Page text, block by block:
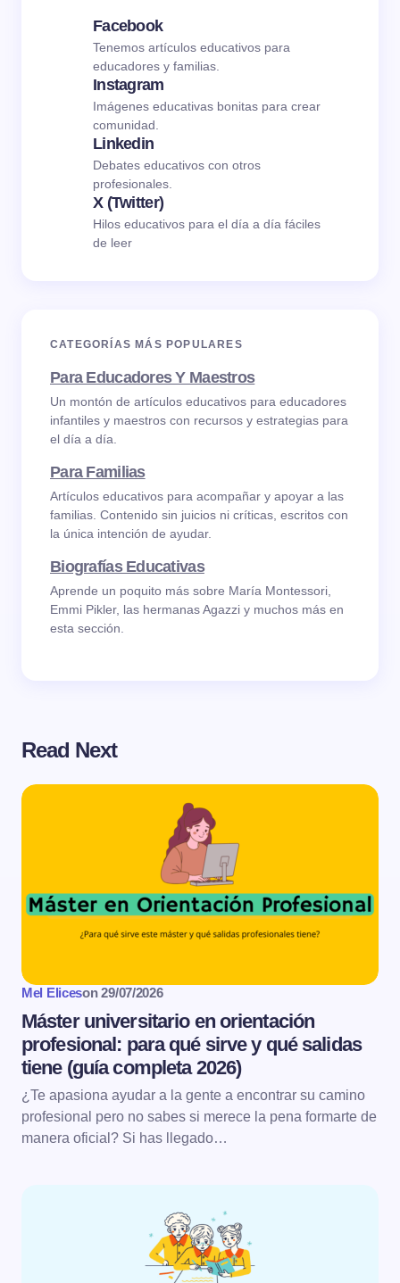
Facebook
Tenemos artículos educativos para
educadores y familias.
Instagram
Imágenes educativas bonitas para crear
comunidad.
Linkedin
Debates educativos con otros
profesionales.
X (Twitter)
Hilos educativos para el día a día fáciles
de leer
CATEGORÍAS MÁS POPULARES
Para Educadores Y Maestros
Un montón de artículos educativos para educadores
infantiles y maestros con recursos y estrategias para
el día a día.
Para Familias
Artículos educativos para acompañar y apoyar a las
familias. Contenido sin juicios ni críticas, escritos con
la única intención de ayudar.
Biografías Educativas
Aprende un poquito más sobre María Montessori,
Emmi Pikler, las hermanas Agazzi y muchos más en
esta sección.
Read Next
Mel Eliceson 29/07/2026
Máster universitario en orientación
profesional: para qué sirve y qué salidas
tiene (guía completa 2026)
¿Te apasiona ayudar a la gente a encontrar su camino
profesional pero no sabes si merece la pena formarte de
manera oficial? Si has llegado…